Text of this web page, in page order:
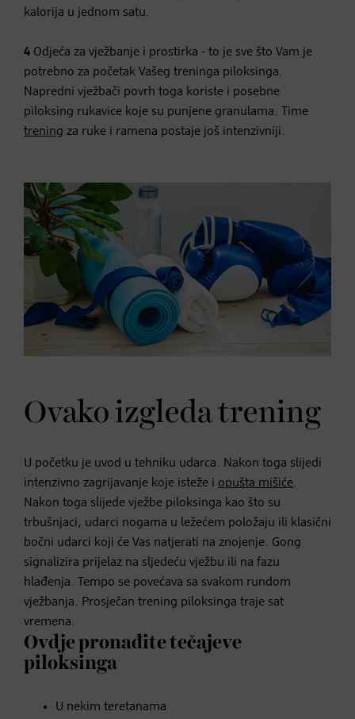
kalorija u jednom satu.
4 Odjeća za vježbanje i prostirka - to je sve što Vam je
potrebno za početak Vašeg treninga piloksinga.
Napredni vježbači povrh toga koriste i posebne
piloksing rukavice koje su punjene granulama. Time
trening za ruke i ramena postaje još intenzivniji.
Ovako izgleda trening
U početku je uvod u tehniku ​​udarca. Nakon toga slijedi
intenzivno zagrijavanje koje isteže i opušta mišiće.
Nakon toga slijede vježbe piloksinga kao što su
trbušnjaci, udarci nogama u ležećem položaju ili klasični
bočni udarci koji će Vas natjerati na znojenje. Gong
signalizira prijelaz na sljedeću vježbu ili na fazu
hlađenja. Tempo se povećava sa svakom rundom
vježbanja. Prosječan trening piloksinga traje sat
vremena.
Ovdje pronađite tečajeve
piloksinga
U nekim teretanama